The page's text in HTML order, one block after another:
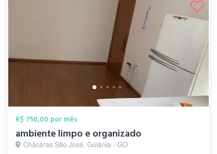
R$ 750,00 por mês
ambiente limpo e organizado
Chácaras São José, Goiânia - GO